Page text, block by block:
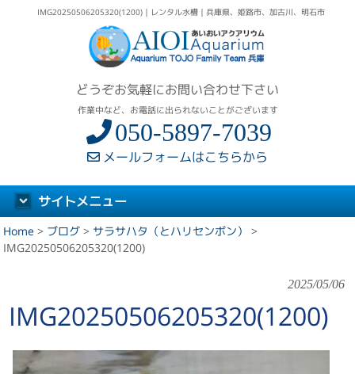
IMG20250506205320(1200)｜レンタル水槽｜兵庫県、姫路市、加古川、明石市
どうぞお気軽にお問い合わせ下さい
作業中など、お電話に出られないことがございます
050-5897-7039
メールフォームはこちらから
サイトメニュー
Home > ブログ > サラサハタ（とハリセンボン）
>
IMG20250506205320(1200)
2025/05/06
IMG20250506205320(1200)